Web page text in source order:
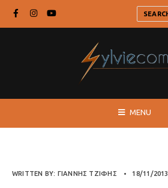
MENU
WRITTEN BY: ΓΙΆΝΝΗΣ ΤΖΙΦΉΣ • 18/11/2013